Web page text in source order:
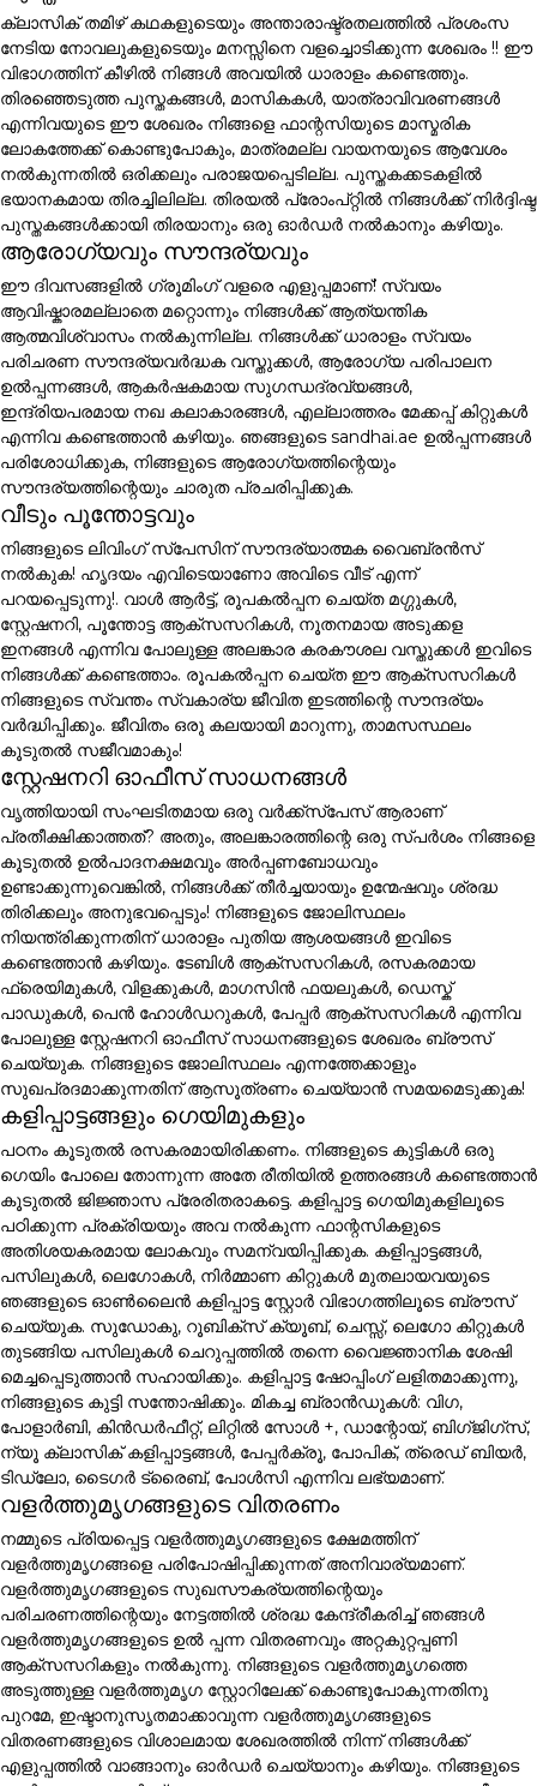
ക്ലാസിക് തമിഴ് കഥകളുടെയും അന്താരാഷ്ട്രതലത്തിൽ പ്രശംസ
നേടിയ നോവലുകളുടെയും മനസ്സിനെ വളച്ചൊടിക്കുന്ന ശേഖരം !! ഈ
വിഭാഗത്തിന് കീഴിൽ നിങ്ങൾ അവയിൽ ധാരാളം കണ്ടെത്തും.
തിരഞ്ഞെടുത്ത പുസ്തകങ്ങൾ, മാസികകൾ, യാത്രാവിവരണങ്ങൾ
എന്നിവയുടെ ഈ ശേഖരം നിങ്ങളെ ഫാന്റസിയുടെ മാസ്മരിക
ലോകത്തേക്ക് കൊണ്ടുപോകും, മാത്രമല്ല വായനയുടെ ആവേശം
നൽകുന്നതിൽ ഒരിക്കലും പരാജയപ്പെടില്ല. പുസ്തകക്കടകളിൽ
ഭയാനകമായ തിരച്ചിലില്ല. തിരയൽ പ്രോംപ്റ്റിൽ നിങ്ങൾക്ക് നിർദ്ദിഷ്ട
പുസ്തകങ്ങൾക്കായി തിരയാനും ഒരു ഓർഡർ നൽകാനും കഴിയും.
ആരോഗ്യവും സൗന്ദര്യവും
ഈ ദിവസങ്ങളിൽ ഗ്രൂമിംഗ് വളരെ എളുപ്പമാണ്! സ്വയം
ആവിഷ്കാരമല്ലാതെ മറ്റൊന്നും നിങ്ങൾക്ക് ആത്യന്തിക
ആത്മവിശ്വാസം നൽകുന്നില്ല. നിങ്ങൾക്ക് ധാരാളം സ്വയം
പരിചരണ സൗന്ദര്യവർദ്ധക വസ്തുക്കൾ, ആരോഗ്യ പരിപാലന
ഉൽപ്പന്നങ്ങൾ, ആകർഷകമായ സുഗന്ധദ്രവ്യങ്ങൾ,
ഇന്ദ്രിയപരമായ നഖ കലാകാരങ്ങൾ, എല്ലാത്തരം മേക്കപ്പ് കിറ്റുകൾ
എന്നിവ കണ്ടെത്താൻ കഴിയും. ഞങ്ങളുടെ sandhai.ae ഉൽപ്പന്നങ്ങൾ
പരിശോധിക്കുക, നിങ്ങളുടെ ആരോഗ്യത്തിന്റെയും
സൗന്ദര്യത്തിന്റെയും ചാരുത പ്രചരിപ്പിക്കുക.
വീടും പൂന്തോട്ടവും
നിങ്ങളുടെ ലിവിംഗ് സ്പേസിന് സൗന്ദര്യാത്മക വൈബ്രൻസ്
നൽകുക! ഹൃദയം എവിടെയാണോ അവിടെ വീട് എന്ന്
പറയപ്പെടുന്നു!. വാൾ ആർട്ട്, രൂപകൽപ്പന ചെയ്ത മഗ്ഗുകൾ,
സ്റ്റേഷനറി, പൂന്തോട്ട ആക്സസറികൾ, നൂതനമായ അടുക്കള
ഇനങ്ങൾ എന്നിവ പോലുള്ള അലങ്കാര കരകൗശല വസ്തുക്കൾ ഇവിടെ
നിങ്ങൾക്ക് കണ്ടെത്താം. രൂപകൽപ്പന ചെയ്ത ഈ ആക്സസറികൾ
നിങ്ങളുടെ സ്വന്തം സ്വകാര്യ ജീവിത ഇടത്തിന്റെ സൗന്ദര്യം
വർദ്ധിപ്പിക്കും. ജീവിതം ഒരു കലയായി മാറുന്നു, താമസസ്ഥലം
കൂടുതൽ സജീവമാകും!
സ്റ്റേഷനറി ഓഫീസ് സാധനങ്ങൾ
വൃത്തിയായി സംഘടിതമായ ഒരു വർക്ക്സ്പേസ് ആരാണ്
പ്രതീക്ഷിക്കാത്തത്? അതും, അലങ്കാരത്തിന്റെ ഒരു സ്പർശം നിങ്ങളെ
കൂടുതൽ ഉൽപാദനക്ഷമവും അർപ്പണബോധവും
ഉണ്ടാക്കുന്നുവെങ്കിൽ, നിങ്ങൾക്ക് തീർച്ചയായും ഉന്മേഷവും ശ്രദ്ധ
തിരിക്കലും അനുഭവപ്പെടും! നിങ്ങളുടെ ജോലിസ്ഥലം
നിയന്ത്രിക്കുന്നതിന് ധാരാളം പുതിയ ആശയങ്ങൾ ഇവിടെ
കണ്ടെത്താൻ കഴിയും. ടേബിൾ ആക്സസറികൾ, രസകരമായ
ഫ്രെയിമുകൾ, വിളക്കുകൾ, മാഗസിൻ ഫയലുകൾ, ഡെസ്ക്
പാഡുകൾ, പെൻ ഹോൾഡറുകൾ, പേപ്പർ ആക്സസറികൾ എന്നിവ
പോലുള്ള സ്റ്റേഷനറി ഓഫീസ് സാധനങ്ങളുടെ ശേഖരം ബ്രൗസ്
ചെയ്യുക. നിങ്ങളുടെ ജോലിസ്ഥലം എന്നത്തേക്കാളും
സുഖപ്രദമാക്കുന്നതിന് ആസൂത്രണം ചെയ്യാൻ സമയമെടുക്കുക!
കളിപ്പാട്ടങ്ങളും ഗെയിമുകളും
പഠനം കൂടുതൽ രസകരമായിരിക്കണം. നിങ്ങളുടെ കുട്ടികൾ ഒരു
ഗെയിം പോലെ തോന്നുന്ന അതേ രീതിയിൽ ഉത്തരങ്ങൾ കണ്ടെത്താൻ
കൂടുതൽ ജിജ്ഞാസ പ്രേരിതരാകട്ടെ. കളിപ്പാട്ട ഗെയിമുകളിലൂടെ
പഠിക്കുന്ന പ്രക്രിയയും അവ നൽകുന്ന ഫാന്റസികളുടെ
അതിശയകരമായ ലോകവും സമന്വയിപ്പിക്കുക. കളിപ്പാട്ടങ്ങൾ,
പസിലുകൾ, ലെഗോകൾ, നിർമ്മാണ കിറ്റുകൾ മുതലായവയുടെ
ഞങ്ങളുടെ ഓൺലൈൻ കളിപ്പാട്ട സ്റ്റോർ വിഭാഗത്തിലൂടെ ബ്രൗസ്
ചെയ്യുക. സുഡോകു, റൂബിക്സ് ക്യൂബ്, ചെസ്സ്, ലെഗോ കിറ്റുകൾ
തുടങ്ങിയ പസിലുകൾ ചെറുപ്പത്തിൽ തന്നെ വൈജ്ഞാനിക ശേഷി
മെച്ചപ്പെടുത്താൻ സഹായിക്കും. കളിപ്പാട്ട ഷോപ്പിംഗ് ലളിതമാക്കുന്നു,
നിങ്ങളുടെ കുട്ടി സന്തോഷിക്കും. മികച്ച ബ്രാൻഡുകൾ: വിഗ,
പോളാർബി, കിൻഡർഫീറ്റ്, ലിറ്റിൽ സോൾ +, ഡാന്റോയ്, ബിഗ്ജിഗ്സ്,
ന്യൂ ക്ലാസിക് കളിപ്പാട്ടങ്ങൾ, പേപ്പർക്രൂ, പോപിക്, ത്രെഡ് ബിയർ,
ടിഡ്ലോ, ടൈഗർ ട്രൈബ്, പോൾസി എന്നിവ ലഭ്യമാണ്.
വളർത്തുമൃഗങ്ങളുടെ വിതരണം
നമ്മുടെ പ്രിയപ്പെട്ട വളർത്തുമൃഗങ്ങളുടെ ക്ഷേമത്തിന്
വളർത്തുമൃഗങ്ങളെ പരിപോഷിപ്പിക്കുന്നത് അനിവാര്യമാണ്.
വളർത്തുമൃഗങ്ങളുടെ സുഖസൗകര്യത്തിന്റെയും
പരിചരണത്തിന്റെയും നേട്ടത്തിൽ ശ്രദ്ധ കേന്ദ്രീകരിച്ച് ഞങ്ങൾ
വളർത്തുമൃഗങ്ങളുടെ ഉൽ പ്പന്ന വിതരണവും അറ്റകുറ്റപ്പണി
ആക്സസറികളും നൽകുന്നു. നിങ്ങളുടെ വളർത്തുമൃഗത്തെ
അടുത്തുള്ള വളർത്തുമൃഗ സ്റ്റോറിലേക്ക് കൊണ്ടുപോകുന്നതിനു
പുറമേ, ഇഷ്ടാനുസൃതമാക്കാവുന്ന വളർത്തുമൃഗങ്ങളുടെ
വിതരണങ്ങളുടെ വിശാലമായ ശേഖരത്തിൽ നിന്ന് നിങ്ങൾക്ക്
എളുപ്പത്തിൽ വാങ്ങാനും ഓർഡർ ചെയ്യാനും കഴിയും. നിങ്ങളുടെ